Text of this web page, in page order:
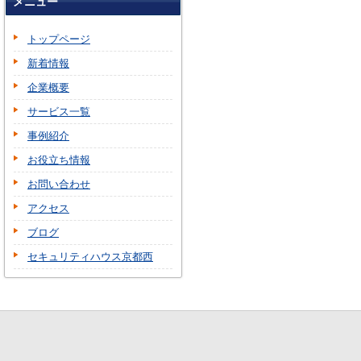
トップページ
新着情報
企業概要
サービス一覧
事例紹介
お役立ち情報
お問い合わせ
アクセス
ブログ
セキュリティハウス京都西